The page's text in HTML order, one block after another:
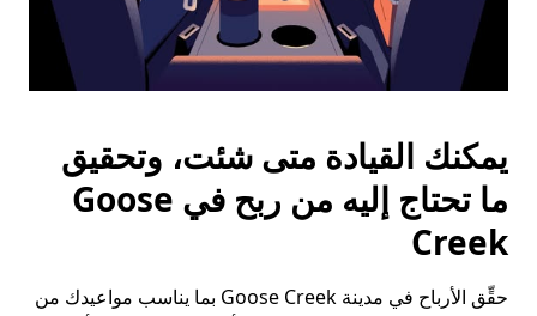
يمكنك القيادة متى شئت، وتحقيق
ما تحتاج إليه من ربح في Goose
Creek
حقِّق الأرباح في مدينة Goose Creek بما يناسب مواعيدك من